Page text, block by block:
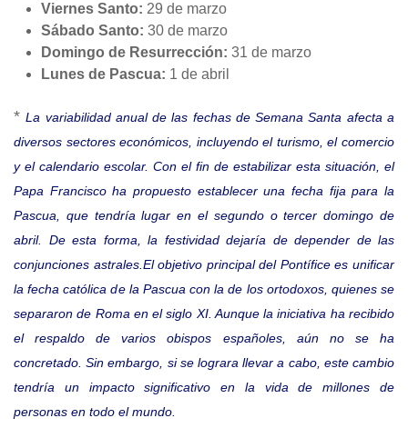
Viernes Santo: 29 de marzo
Sábado Santo: 30 de marzo
Domingo de Resurrección: 31 de marzo
Lunes de Pascua: 1 de abril
*La variabilidad anual de las fechas de Semana Santa afecta a
diversos sectores económicos, incluyendo el turismo, el comercio
y el calendario escolar. Con el fin de estabilizar esta situación, el
Papa Francisco ha propuesto establecer una fecha fija para la
Pascua, que tendría lugar en el segundo o tercer domingo de
abril. De esta forma, la festividad dejaría de depender de las
conjunciones astrales.El objetivo principal del Pontífice es unificar
la fecha católica de la Pascua con la de los ortodoxos, quienes se
separaron de Roma en el siglo XI. Aunque la iniciativa ha recibido
el respaldo de varios obispos españoles, aún no se ha
concretado. Sin embargo, si se lograra llevar a cabo, este cambio
tendría un impacto significativo en la vida de millones de
personas en todo el mundo.